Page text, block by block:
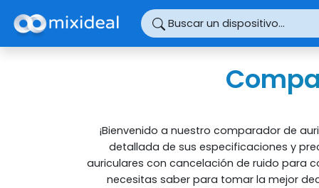
Buscar un dispositivo...
¡Bienvenido a nuestro comparador de
detallada de sus especificaciones y
auriculares con cancelación de ruido para
necesitas saber para tomar la mejor